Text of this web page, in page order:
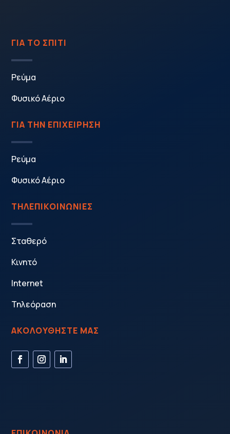
ΓΙΑ ΤΟ ΣΠΙΤΙ
Ρεύμα
Φυσικό Αέριο
ΓΙΑ ΤΗΝ ΕΠΙΧΕΙΡΗΣΗ
Ρεύμα
Φυσικό Αέριο
ΤΗΛΕΠΙΚΟΙΝΩΝΙΕΣ
Σταθερό
Κινητό
Internet
Τηλεόραση
ΑΚΟΛΟΥΘΗΣΤΕ ΜΑΣ